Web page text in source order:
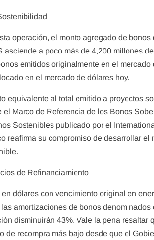
operación, el monto agregado de
asciende a poco más de 4,200 millones
emitidos originalmente en el
en el mercado de dólares hoy.
equivalente al total emitido a proyectos
el Marco de Referencia de los Bonos
Sostenibles publicado por el
reafirma su compromiso de desarrollar
de Refinanciamiento
dólares con vencimiento original en
amortizaciones de bonos
disminuirán 43%. Vale la pena resaltar
de recompra más bajo desde que el